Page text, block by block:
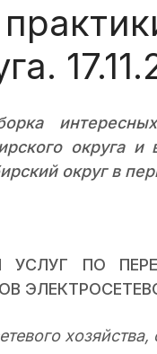
округа
округ в
ПО